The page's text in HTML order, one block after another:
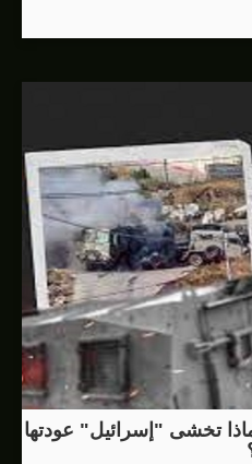
تخشى "إسرائيل" عودتها